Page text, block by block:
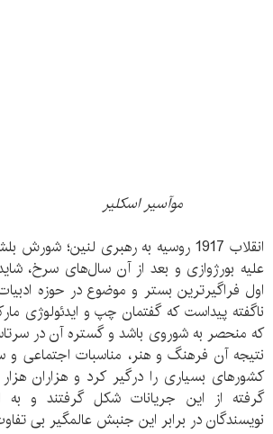
موآسیر اسکلیر
انقلاب 1917 روسیه به رهبری لنین؛
علیه بورژوازی و بعد از آن سال‌های سرخ،
اول فراگیرترین بستر و موضوع در حوزه
ناگفته پیداست که گفتمان چپ و ایدئولوژی
که منحصر به شوروی باشد و گستره آن در
نتیجه آن فرهنگ و هنر، مناسبات اجتماعی
کشورهای بسیاری را درگیر کرد و هزاران
گرفته از این جریانات شکل گرفتند و
نویسندگان در برابر این جنبش عالمگیر بی